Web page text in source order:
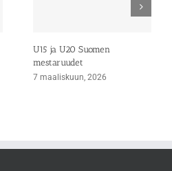
U15 ja U20 Suomen
mestaruudet
7 maaliskuun, 2026